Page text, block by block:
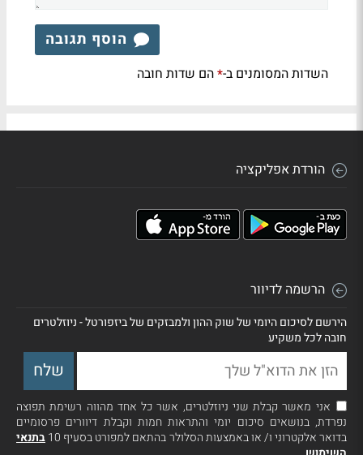
הוסף תגובה
השדות המסומנים ב-*הם שדות חובה
הורדת אפליקציה
הרשמה לדיוור
הירשם לסיכום היומי של שוק ההון ולמבזקים של ביזפורטל - ניוזלטרים
חובה לכל משקיע
אני מאשר קבלת שני ניוזלטרים, אשר כל אחד מהווה רשימת תפוצה
נפרדת, בנושאים סיכום יומי והתראות חמות וקבלת דיוורים פרסומיים
בדואר אלקטרוני ו/ או באמצעות הסלולר בהתאם למפורט בסעיף 10
בתנאי